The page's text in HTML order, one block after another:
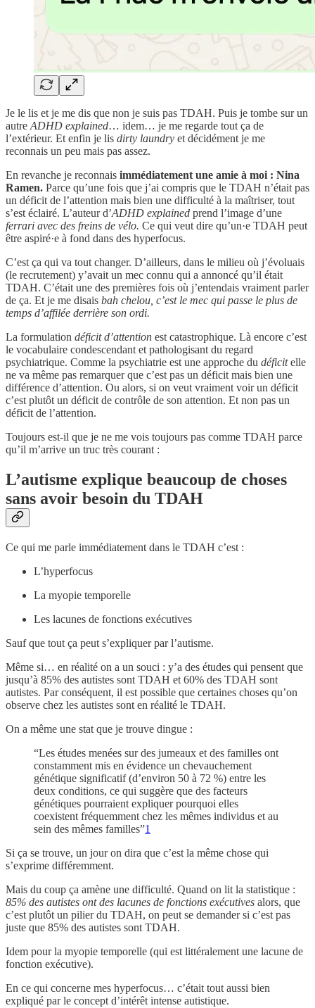
Je le lis et je me dis que non je suis pas TDAH. Puis je tombe sur un
autre ADHD explained… idem… je me regarde tout ça de
l’extérieur. Et enfin je lis dirty laundry et décidément je me
reconnais un peu mais pas assez.
En revanche je reconnais immédiatement une amie à moi : Nina
Ramen. Parce qu’une fois que j’ai compris que le TDAH n’était pas
un déficit de l’attention mais bien une difficulté à la maîtriser, tout
s’est éclairé. L’auteur d’ADHD explained prend l’image d’une
ferrari avec des freins de vélo. Ce qui veut dire qu’un·e TDAH peut
être aspiré·e à fond dans des hyperfocus.
C’est ça qui va tout changer. D’ailleurs, dans le milieu où j’évoluais
(le recrutement) y’avait un mec connu qui a annoncé qu’il était
TDAH. C’était une des premières fois où j’entendais vraiment parler
de ça. Et je me disais bah chelou, c’est le mec qui passe le plus de
temps d’affilée derrière son ordi.
La formulation déficit d’attention est catastrophique. Là encore c’est
le vocabulaire condescendant et pathologisant du regard
psychiatrique. Comme la psychiatrie est une approche du déficitelle
ne va même pas remarquer que c’est pas un déficit mais bien une
différence d’attention. Ou alors, si on veut vraiment voir un déficit
c’est plutôt un déficit de contrôle de son attention. Et non pas un
déficit de l’attention.
Toujours est-il que je ne me vois toujours pas comme TDAH parce
qu’il m’arrive un truc très courant :
L’autisme explique beaucoup de choses
sans avoir besoin du TDAH
Ce qui me parle immédiatement dans le TDAH c’est :
L’hyperfocus
La myopie temporelle
Les lacunes de fonctions exécutives
Sauf que tout ça peut s’expliquer par l’autisme.
Même si… en réalité on a un souci : y’a des études qui pensent que
jusqu’à 85% des autistes sont TDAH et 60% des TDAH sont
autistes. Par conséquent, il est possible que certaines choses qu’on
observe chez les autistes sont en réalité le TDAH.
On a même une stat que je trouve dingue :
“Les études menées sur des jumeaux et des familles ont
constamment mis en évidence un chevauchement
génétique significatif (d’environ 50 à 72 %) entre les
deux conditions, ce qui suggère que des facteurs
génétiques pourraient expliquer pourquoi elles
coexistent fréquemment chez les mêmes individus et au
sein des mêmes familles”1
Si ça se trouve, un jour on dira que c’est la même chose qui
s’exprime différemment.
Mais du coup ça amène une difficulté. Quand on lit la statistique :
85% des autistes ont des lacunes de fonctions exécutives alors, que
c’est plutôt un pilier du TDAH, on peut se demander si c’est pas
juste que 85% des autistes sont TDAH.
Idem pour la myopie temporelle (qui est littéralement une lacune de
fonction exécutive).
En ce qui concerne mes hyperfocus… c’était tout aussi bien
expliqué par le concept d’intérêt intense autistique.